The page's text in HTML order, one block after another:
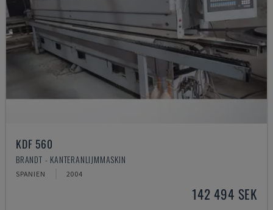
KDF 560
BRANDT - KANTERANLIJMMASKIN
SPANIEN 2004
142 494 SEK